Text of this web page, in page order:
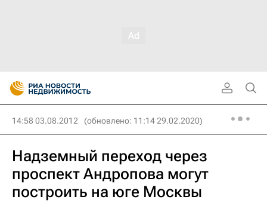
14:58 03.08.2012 (обновлено: 11:14 29.02.2020)
Надземный переход через
проспект Андропова могут
построить на юге Москвы